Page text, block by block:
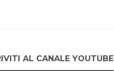
AL CANALE YOUTUBE